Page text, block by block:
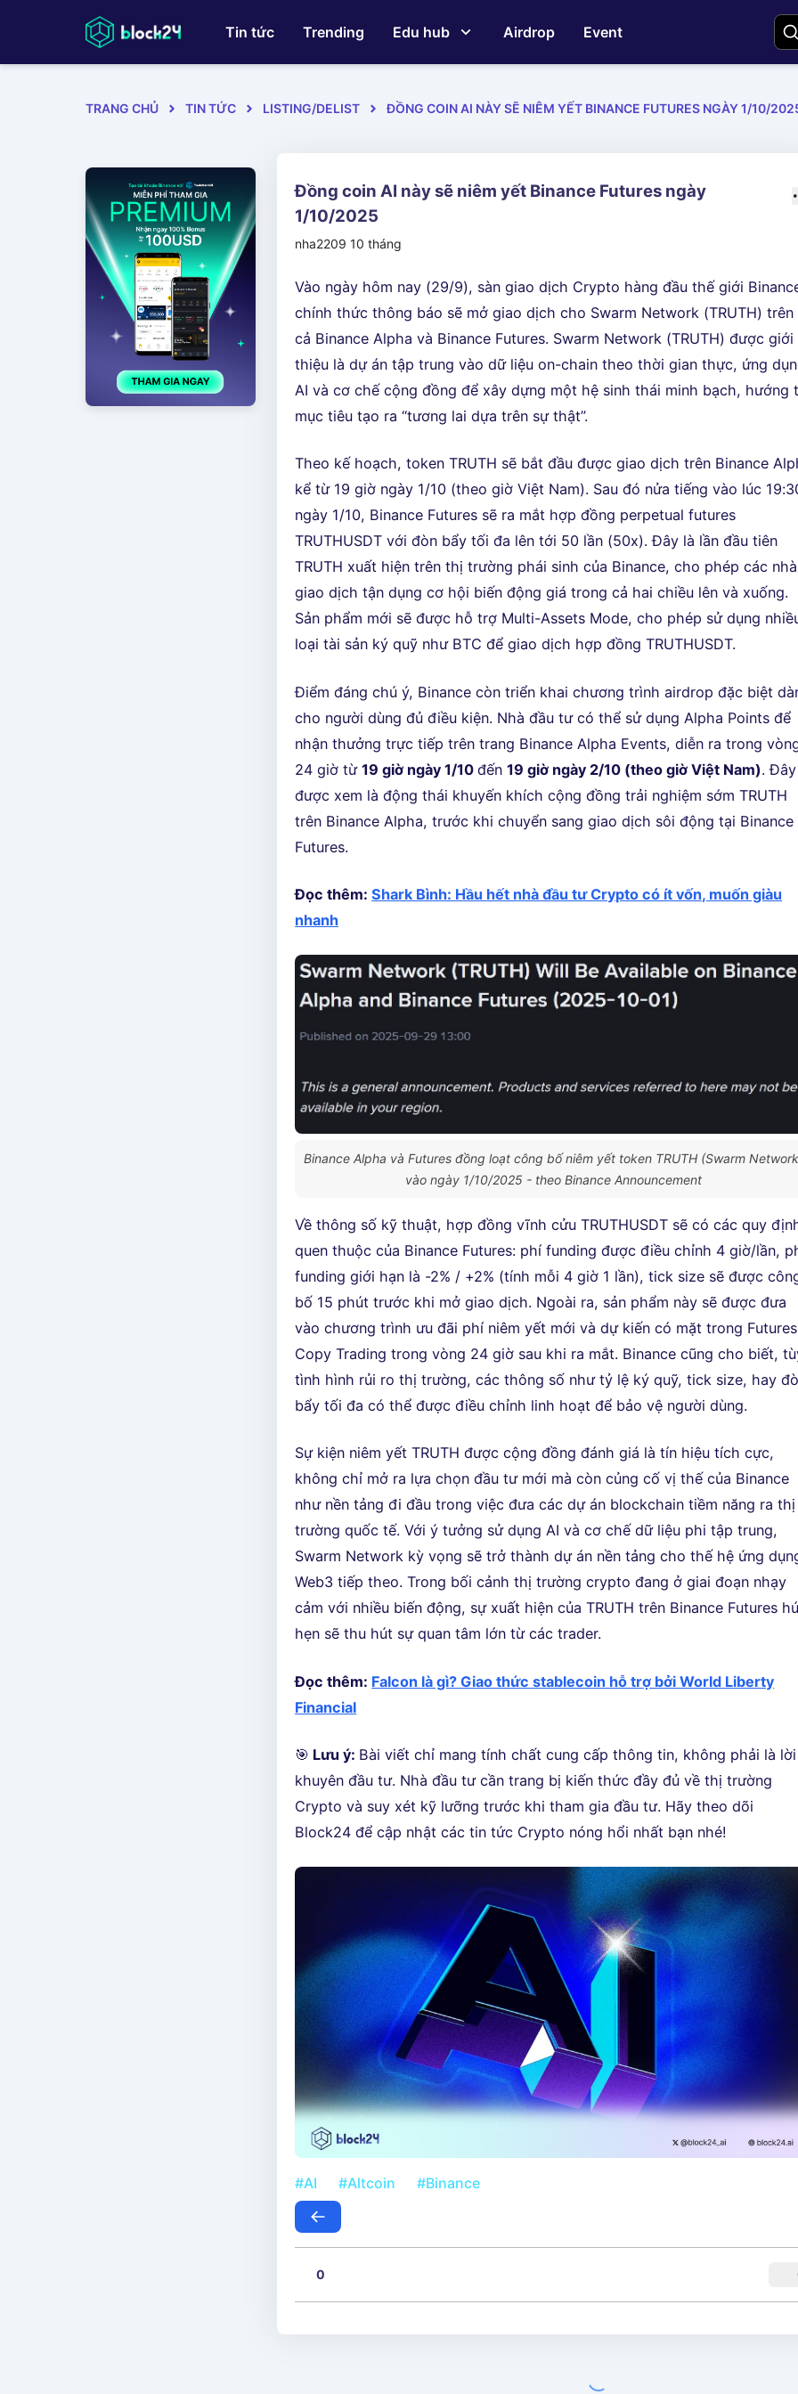
Tin tức Trending Edu hub Airdrop Event
TRANG CHỦ TIN TỨC LISTING/DELIST ĐỒNG COIN AI NÀY SẼ NIÊM YẾT BINANCE FUTURES NGÀY 1/10/
Đồng coin AI này sẽ niêm yết Binance Futures ngày
1/10/2025
nha2209 10 tháng
Vào ngày hôm nay (29/9), sàn giao dịch Crypto hàng đầu thế giới
chính thức thông báo sẽ mở giao dịch cho Swarm Network (TRUTH) trên
cả Binance Alpha và Binance Futures. Swarm Network (TRUTH) được giới
thiệu là dự án tập trung vào dữ liệu on-chain theo thời gian thực, ứng
AI và cơ chế cộng đồng để xây dựng một hệ sinh thái minh bạch, hướng
mục tiêu tạo ra “tương lai dựa trên sự thật”.
Theo kế hoạch, token TRUTH sẽ bắt đầu được giao dịch trên Binance
kể từ 19 giờ ngày 1/10 (theo giờ Việt Nam). Sau đó nửa tiếng vào lúc
ngày 1/10, Binance Futures sẽ ra mắt hợp đồng perpetual futures
TRUTHUSDT với đòn bẩy tối đa lên tới 50 lần (50x). Đây là lần đầu tiên
TRUTH xuất hiện trên thị trường phái sinh của Binance, cho phép các nhà
giao dịch tận dụng cơ hội biến động giá trong cả hai chiều lên và xuống.
Sản phẩm mới sẽ được hỗ trợ Multi-Assets Mode, cho phép sử dụng
loại tài sản ký quỹ như BTC để giao dịch hợp đồng TRUTHUSDT.
Điểm đáng chú ý, Binance còn triển khai chương trình airdrop đặc biệt
cho người dùng đủ điều kiện. Nhà đầu tư có thể sử dụng Alpha Points để
nhận thưởng trực tiếp trên trang Binance Alpha Events, diễn ra trong
24 giờ từ19 giờ ngày 1/10đến19 giờ ngày 2/10 (theo giờ Việt Nam). Đây
được xem là động thái khuyến khích cộng đồng trải nghiệm sớm TRUTH
trên Binance Alpha, trước khi chuyển sang giao dịch sôi động tại Binance
Futures.
Đọc thêm:Shark Bình: Hầu hết nhà đầu tư Crypto có ít vốn, muốn giàu
nhanh
Binance Alpha và Futures đồng loạt công bố niêm yết token TRUTH (Swarm
vào ngày 1/10/2025 - theo Binance Announcement
Về thông số kỹ thuật, hợp đồng vĩnh cửu TRUTHUSDT sẽ có các quy
quen thuộc của Binance Futures: phí funding được điều chỉnh 4 giờ/lần,
funding giới hạn là -2% / +2% (tính mỗi 4 giờ 1 lần), tick size sẽ được
bố 15 phút trước khi mở giao dịch. Ngoài ra, sản phẩm này sẽ được đưa
vào chương trình ưu đãi phí niêm yết mới và dự kiến có mặt trong Futures
Copy Trading trong vòng 24 giờ sau khi ra mắt. Binance cũng cho biết,
tình hình rủi ro thị trường, các thông số như tỷ lệ ký quỹ, tick size, hay
bẩy tối đa có thể được điều chỉnh linh hoạt để bảo vệ người dùng.
Sự kiện niêm yết TRUTH được cộng đồng đánh giá là tín hiệu tích cực,
không chỉ mở ra lựa chọn đầu tư mới mà còn củng cố vị thế của Binance
như nền tảng đi đầu trong việc đưa các dự án blockchain tiềm năng ra thị
trường quốc tế. Với ý tưởng sử dụng AI và cơ chế dữ liệu phi tập trung,
Swarm Network kỳ vọng sẽ trở thành dự án nền tảng cho thế hệ ứng
Web3 tiếp theo. Trong bối cảnh thị trường crypto đang ở giai đoạn nhạy
cảm với nhiều biến động, sự xuất hiện của TRUTH trên Binance Futures
hẹn sẽ thu hút sự quan tâm lớn từ các trader.
Đọc thêm: Falcon là gì? Giao thức stablecoin hỗ trợ bởi World Liberty
Financial
🎯 Lưu ý: Bài viết chỉ mang tính chất cung cấp thông tin, không phải là lời
khuyên đầu tư. Nhà đầu tư cần trang bị kiến thức đầy đủ về thị trường
Crypto và suy xét kỹ lưỡng trước khi tham gia đầu tư. Hãy theo dõi
Block24 để cập nhật các tin tức Crypto nóng hổi nhất bạn nhé!
#AI #Altcoin #Binance
0